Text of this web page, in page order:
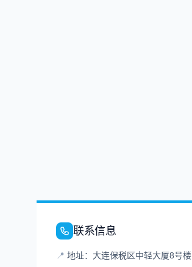
联系信息
📍 地址：大连保税区中轻大厦8号楼